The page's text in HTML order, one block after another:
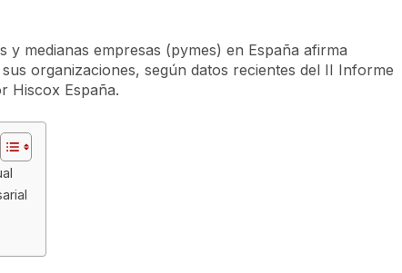
medianas empresas (pymes) en España afirma
organizaciones, según datos recientes del II Informe
Hiscox España.